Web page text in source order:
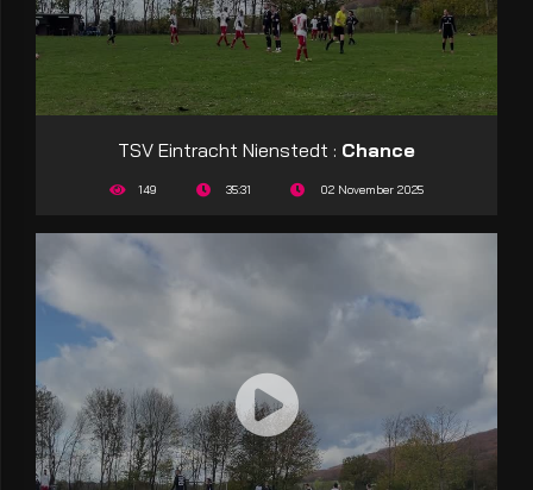
TSV Eintracht Nienstedt : Chance
149 35:31 02 November 2025